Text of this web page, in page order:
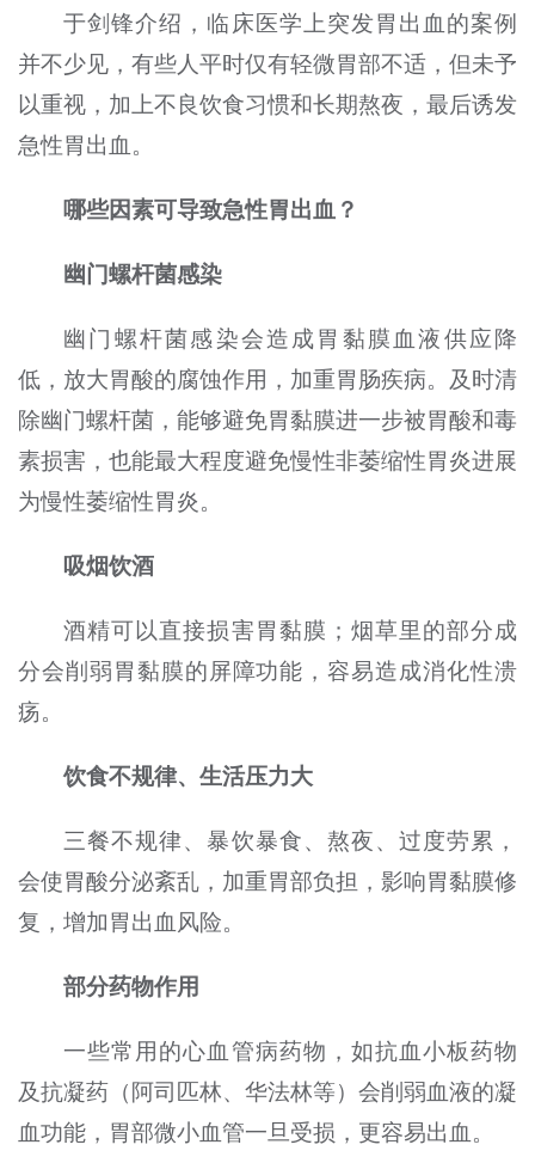
于剑锋介绍，临床医学上突发胃出血的案例
并不少见，有些人平时仅有轻微胃部不适，但未予
以重视，加上不良饮食习惯和长期熬夜，最后诱发
急性胃出血。
哪些因素可导致急性胃出血？
幽门螺杆菌感染
幽门螺杆菌感染会造成胃黏膜血液供应降
低，放大胃酸的腐蚀作用，加重胃肠疾病。及时清
除幽门螺杆菌，能够避免胃黏膜进一步被胃酸和毒
素损害，也能最大程度避免慢性非萎缩性胃炎进展
为慢性萎缩性胃炎。
吸烟饮酒
酒精可以直接损害胃黏膜；烟草里的部分成
分会削弱胃黏膜的屏障功能，容易造成消化性溃
疡。
饮食不规律、生活压力大
三餐不规律、暴饮暴食、熬夜、过度劳累，
会使胃酸分泌紊乱，加重胃部负担，影响胃黏膜修
复，增加胃出血风险。
部分药物作用
一些常用的心血管病药物，如抗血小板药物
及抗凝药（阿司匹林、华法林等）会削弱血液的凝
血功能，胃部微小血管一旦受损，更容易出血。